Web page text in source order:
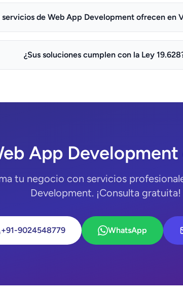
servicios de Web App Development ofrecen en
¿Sus soluciones cumplen con la Ley
App
tu negocio con servicios
Development. ¡Consulta gratuita!
+91-9024548779 WhatsApp